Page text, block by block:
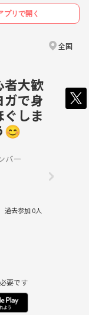
プリで開く
全国
者大歓
ガで身
しま
😊
バー
過去参加 0人
要です